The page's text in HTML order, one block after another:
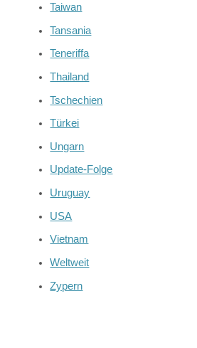
Taiwan
Tansania
Teneriffa
Thailand
Tschechien
Türkei
Ungarn
Update-Folge
Uruguay
USA
Vietnam
Weltweit
Zypern